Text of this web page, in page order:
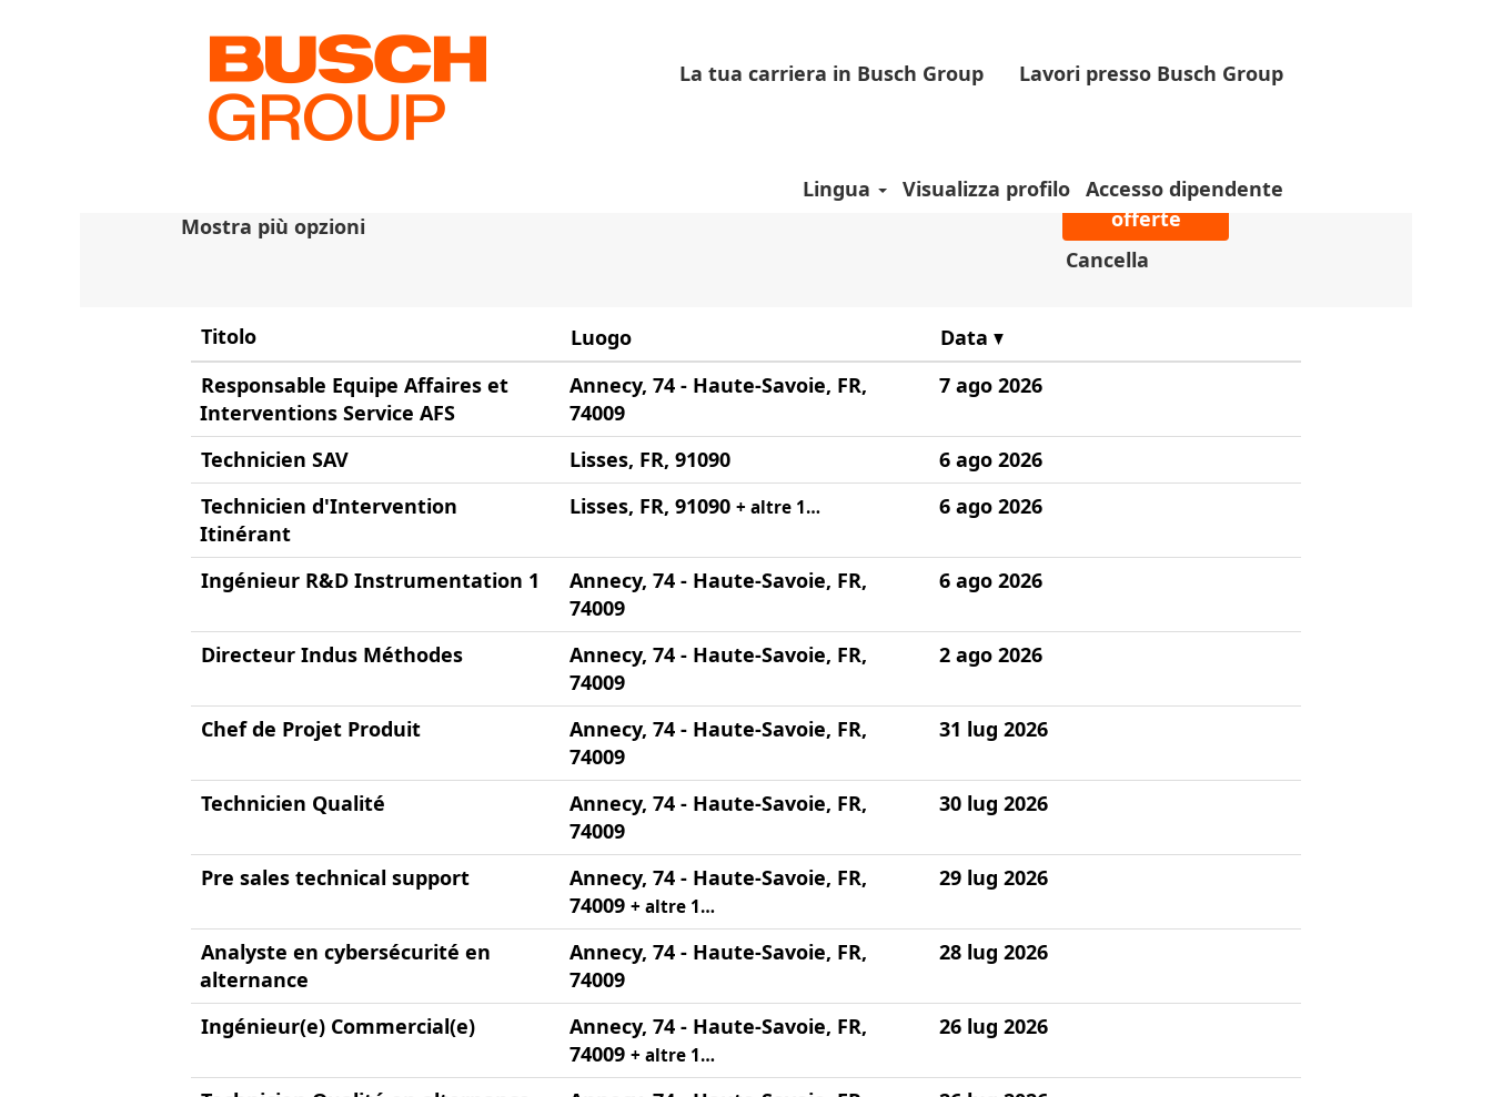
La tua carriera in Busch Group Lavori presso Busch Group
Lingua Visualizza profilo Accesso dipendente
Pagina iniziale in Busch
corrente)
Risultati di ricerca per
Mostra più opzioni
Cancella
Titolo Luogo
Data
Responsable Equipe Affaires et
Interventions Service AFS
Annecy, 74 - Haute-Savoie, FR,
74009
7 ago 2026
Technicien SAV Lisses, FR, 91090
6 ago 2026
Technicien d'Intervention
Itinérant
Lisses, FR, 91090 + altre 1… 6 ago 2026
Ingénieur R&D Instrumentation 1
Annecy, 74 - Haute-Savoie, FR,
74009
6 ago 2026
Directeur Indus Méthodes
Annecy, 74 - Haute-Savoie, FR,
74009
2 ago 2026
Chef de Projet Produit
Annecy, 74 - Haute-Savoie, FR,
74009
31 lug 2026
Technicien Qualité
Annecy, 74 - Haute-Savoie, FR,
74009
30 lug 2026
Pre sales technical support
Annecy, 74 - Haute-Savoie, FR,
74009 + altre 1…
29 lug 2026
Analyste en cybersécurité en
alternance
Annecy, 74 - Haute-Savoie, FR,
74009
28 lug 2026
Ingénieur(e) Commercial(e)
Annecy, 74 - Haute-Savoie, FR,
74009 + altre 1…
26 lug 2026